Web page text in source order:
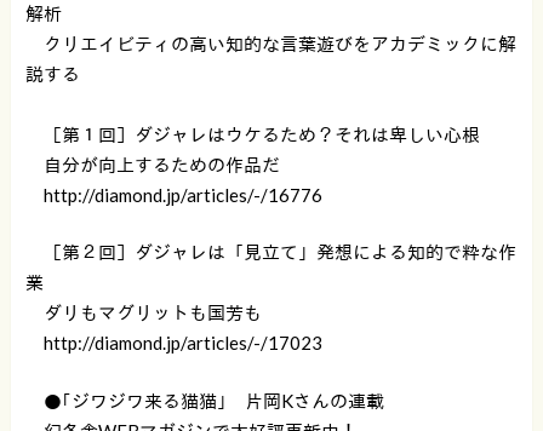
解析
クリエイビティの高い知的な言葉遊びをアカデミックに解
説する
［第１回］ダジャレはウケるため？それは卑しい心根
自分が向上するための作品だ
http://diamond.jp/articles/-/16776
［第２回］ダジャレは「見立て」発想による知的で粋な作
業
ダリもマグリットも国芳も
http://diamond.jp/articles/-/17023
●｢ジワジワ来る猫猫｣ 片岡Kさんの連載